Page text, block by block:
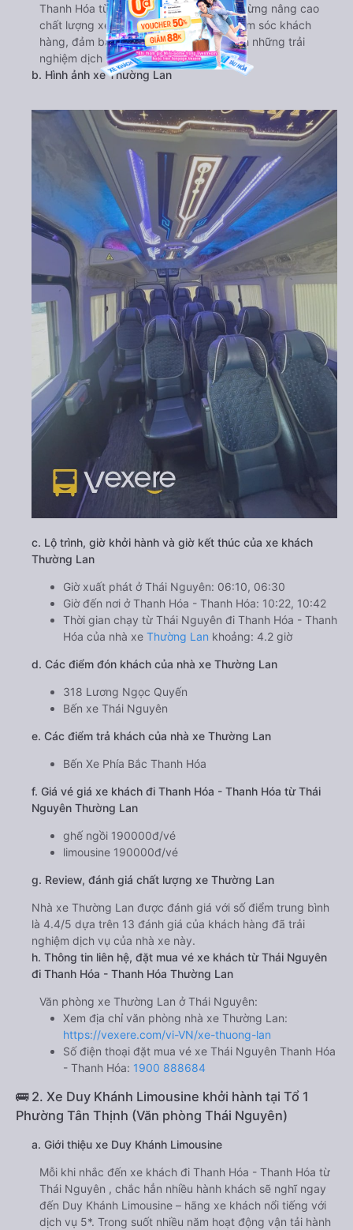
Thanh Hóa từ Thái Nguyên đã không ngừng nâng cao
chất lượng xe và hoàn thiện dịch vụ chăm sóc khách
hàng, đảm bảo mang lại cho hành khách những trải
nghiệm dịch vụ cao cấp nhất.
b. Hình ảnh xe Thường Lan
c. Lộ trình, giờ khởi hành và giờ kết thúc của xe khách
Thường Lan
Giờ xuất phát ở Thái Nguyên: 06:10, 06:30
Giờ đến nơi ở Thanh Hóa - Thanh Hóa: 10:22, 10:42
Thời gian chạy từ Thái Nguyên đi Thanh Hóa - Thanh
Hóa của nhà xe Thường Lan khoảng: 4.2 giờ
d. Các điểm đón khách của nhà xe Thường Lan
318 Lương Ngọc Quyến
Bến xe Thái Nguyên
e. Các điểm trả khách của nhà xe Thường Lan
Bến Xe Phía Bắc Thanh Hóa
f. Giá vé giá xe khách đi Thanh Hóa - Thanh Hóa từ Thái
Nguyên Thường Lan
ghế ngồi 190000đ/vé
limousine 190000đ/vé
g. Review, đánh giá chất lượng xe Thường Lan
Nhà xe Thường Lan được đánh giá với số điểm trung bình
là 4.4/5 dựa trên 13 đánh giá của khách hàng đã trải
nghiệm dịch vụ của nhà xe này.
h. Thông tin liên hệ, đặt mua vé xe khách từ Thái Nguyên
đi Thanh Hóa - Thanh Hóa Thường Lan
Văn phòng xe Thường Lan ở Thái Nguyên:
Xem địa chỉ văn phòng nhà xe Thường Lan:
https://vexere.com/vi-VN/xe-thuong-lan
Số điện thoại đặt mua vé xe Thái Nguyên Thanh Hóa
- Thanh Hóa: 1900 888684
🚌 2. Xe Duy Khánh Limousine khởi hành tại Tổ 1
Phường Tân Thịnh (Văn phòng Thái Nguyên)
a. Giới thiệu xe Duy Khánh Limousine
Mỗi khi nhắc đến xe khách đi Thanh Hóa - Thanh Hóa từ
Thái Nguyên , chắc hẳn nhiều hành khách sẽ nghĩ ngay
đến Duy Khánh Limousine – hãng xe khách nổi tiếng với
dịch vụ 5*. Trong suốt nhiều năm hoạt động vận tải hành